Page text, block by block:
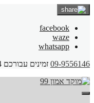
facebook
waze
whatsapp
09-9556146 זמינים עבורכם 24 שעות